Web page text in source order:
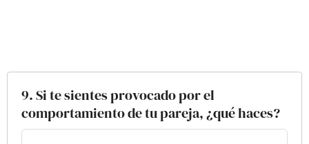
9. Si te sientes provocado por el
comportamiento de tu pareja, ¿qué haces?